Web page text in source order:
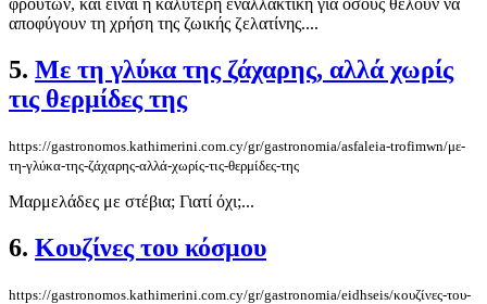
φρούτων, και είναι η καλύτερη εναλλακτική για όσους θέλουν να
αποφύγουν τη χρήση της ζωικής ζελατίνης....
5. Με τη γλύκα της ζάχαρης, αλλά χωρίς
τις θερμίδες της
https://gastronomos.kathimerini.com.cy/gr/gastronomia/asfaleia-trofimwn/με-
τη-γλύκα-της-ζάχαρης-αλλά-χωρίς-τις-θερμίδες-της
Μαρμελάδες με στέβια; Γιατί όχι;...
6. Κουζίνες του κόσμου
https://gastronomos.kathimerini.com.cy/gr/gastronomia/eidhseis/κουζίνες-του-